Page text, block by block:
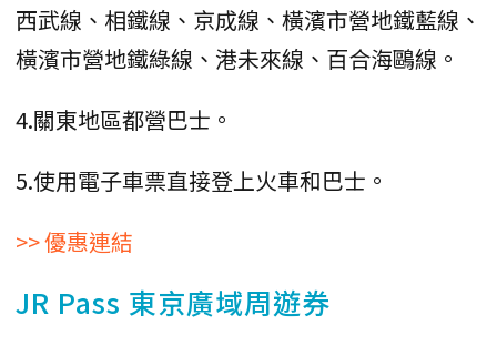
西武線、相鐵線、京成線、橫濱市營地鐵藍線、
橫濱市營地鐵綠線、港未來線、百合海鷗線。
4.關東地區都營巴士。
5.使用電子車票直接登上火車和巴士。
>> 優惠連結
JR Pass 東京廣域周遊券